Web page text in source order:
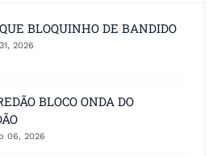
BLOQUINHO DE BANDIDO
2026
BLOCO ONDA DO
06, 2026